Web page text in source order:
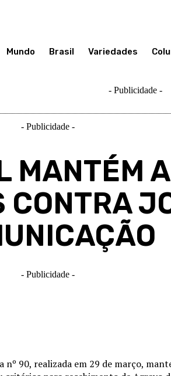
Mundo Brasil Variedades
- Publicidade -
- Publicidade -
MANTÉM
CONTRA
- Publicidade -
90, realizada em 29 de março,